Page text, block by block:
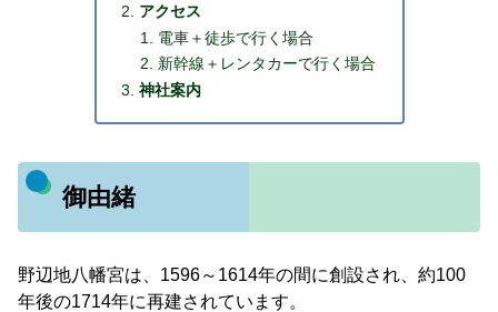
アクセス
電車＋徒歩で行く場合
新幹線＋レンタカーで行く場合
神社案内
御由緒
野辺地八幡宮は、1596～1614年の間に創設され、約100
年後の1714年に再建されています。